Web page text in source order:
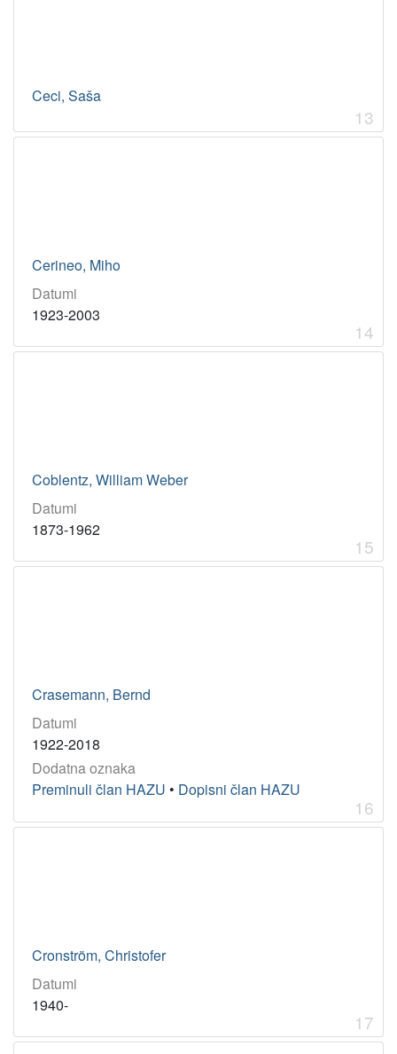
Ceci, Saša
13
Cerineo, Miho
Datumi
1923-2003
14
Coblentz, William Weber
Datumi
1873-1962
15
Crasemann, Bernd
Datumi
1922-2018
Dodatna oznaka
Preminuli član HAZU • Dopisni član HAZU
16
Cronström, Christofer
Datumi
1940-
17